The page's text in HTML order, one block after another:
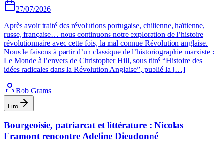
27/07/2026
Après avoir traité des révolutions portugaise, chilienne, haïtienne,
russe, française… nous continuons notre exploration de l’histoire
révolutionnaire avec cette fois, la mal connue Révolution anglaise.
Nous le faisons à partir d’un classique de l’historiographie marxiste :
Le Monde à l’envers de Christopher Hill, sous titré “Histoire des
idées radicales dans la Révolution Anglaise”, publié la […]
Rob Grams
Lire
Bourgeoisie, patriarcat et littérature : Nicolas
Framont rencontre Adeline Dieudonné